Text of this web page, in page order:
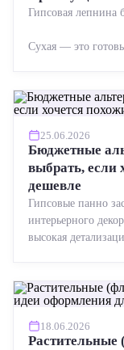
Гипсовая лепнина
Сухая — это
25.06.2026
Бюджетные
выбрать, если
дешевле
Гипсовые панно
интерьерного
высокая
18.06.2026